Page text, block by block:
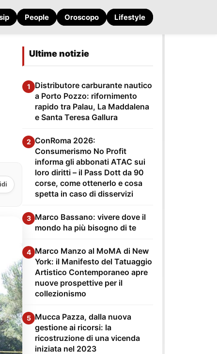
People Oroscopo Lifestyle
Ultime notizie
1
Distributore carburante nautico
a Porto Pozzo: rifornimento
rapido tra Palau, La Maddalena
e Santa Teresa Gallura
2 ConRoma 2026:
Consumerismo No Profit
informa gli abbonati ATAC sui
loro diritti – il Pass Dott da 90
corse, come ottenerlo e cosa
spetta in caso di disservizi
3 Marco Bassano: vivere dove il
mondo ha più bisogno di te
4 Marco Manzo al MoMA di New
York: il Manifesto del Tatuaggio
Artistico Contemporaneo apre
nuove prospettive per il
collezionismo
5 Mucca Pazza, dalla nuova
gestione ai ricorsi: la
ricostruzione di una vicenda
iniziata nel 2023